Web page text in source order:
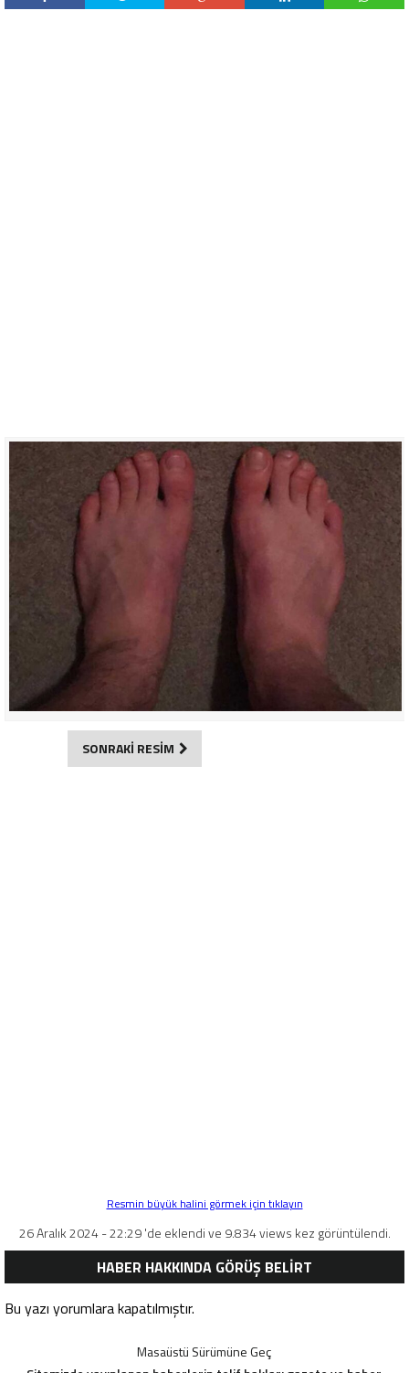
SONRAKİ RESİM
Resmin büyük halini görmek için tıklayın
26 Aralık 2024 - 22:29 'de eklendi ve 9.834 views kez görüntülendi.
HABER HAKKINDA GÖRÜŞ BELİRT
Bu yazı yorumlara kapatılmıştır.
Masaüstü Sürümüne Geç